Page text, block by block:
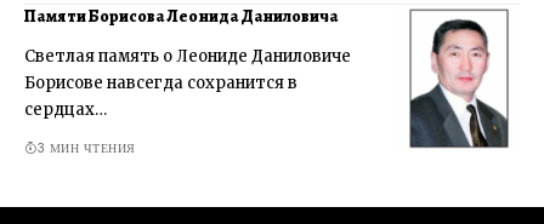
Памяти Борисова Леонида Даниловича
Светлая память о Леониде Даниловиче
Борисове навсегда сохранится в
сердцах…
3 МИН ЧТЕНИЯ